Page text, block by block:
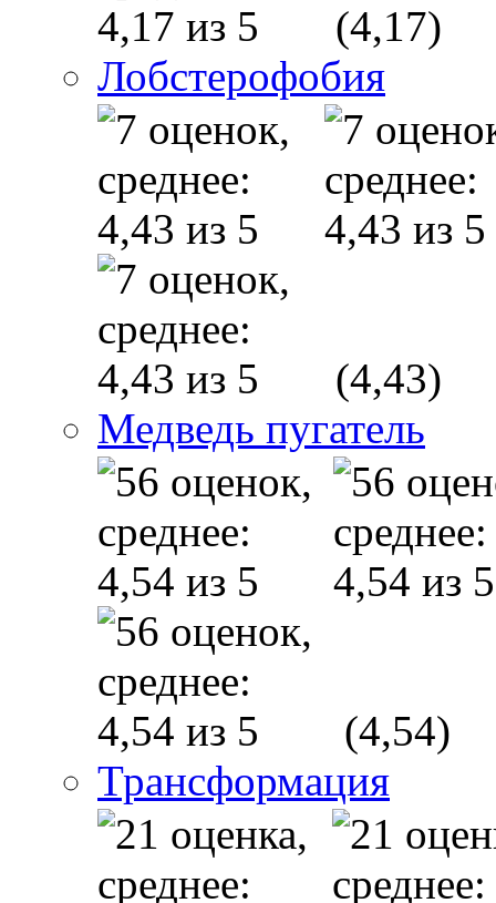
(4,17)
Лобстерофобия
(4,43)
Медведь пугатель
(4,54)
Трансформация